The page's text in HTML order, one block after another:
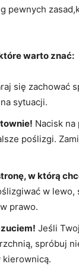
pewnych
warto ⁤znać:
się zachować
sytuacji.
⁢Nacisk ​na​
⁢poślizgi.
w którą
w lewo,
prawo.
Jeśli
spróbuj
kierownicą.